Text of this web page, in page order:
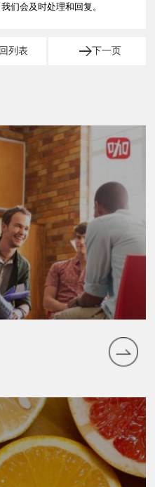
们会及时处理和回复。
下一页
列表